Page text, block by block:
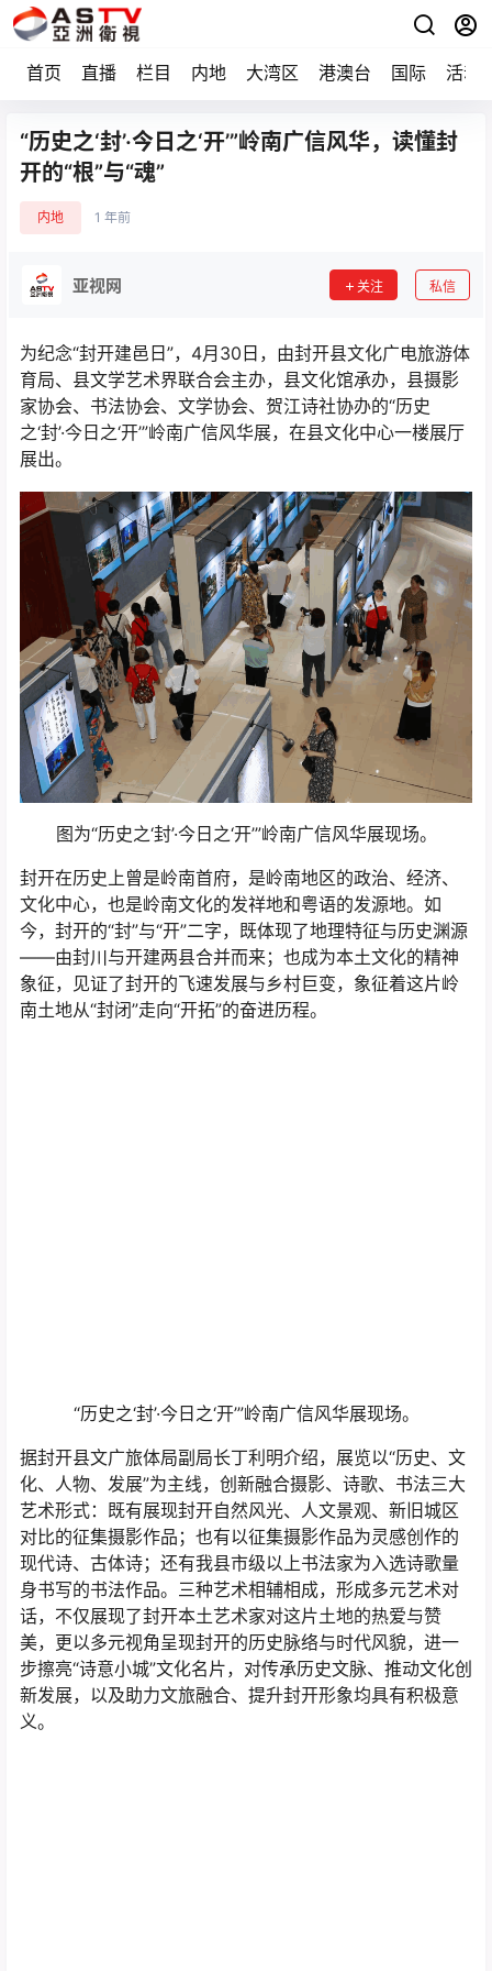
首页 直播 栏目 内地 大湾区 港澳台 国际 活动
“历史之‘封’·今日之‘开’”岭南广信风华，读懂封
开的“根”与“魂”
内地 1 年前
亚视网 关注 私信
为纪念“封开建邑日”，4月30日，由封开县文化广电旅游体
育局、县文学艺术界联合会主办，县文化馆承办，县摄影
家协会、书法协会、文学协会、贺江诗社协办的“历史
之‘封’·今日之‘开’”岭南广信风华展，在县文化中心一楼展厅
展出。
图为“历史之‘封’·今日之‘开’”岭南广信风华展现场。
封开在历史上曾是岭南首府，是岭南地区的政治、经济、
文化中心，也是岭南文化的发祥地和粤语的发源地。如
今，封开的“封”与“开”二字，既体现了地理特征与历史渊源
——由封川与开建两县合并而来；也成为本土文化的精神
象征，见证了封开的飞速发展与乡村巨变，象征着这片岭
南土地从“封闭”走向“开拓”的奋进历程。
“历史之‘封’·今日之‘开’”岭南广信风华展现场。
据封开县文广旅体局副局长丁利明介绍，展览以“历史、文
化、人物、发展”为主线，创新融合摄影、诗歌、书法三大
艺术形式：既有展现封开自然风光、人文景观、新旧城区
对比的征集摄影作品；也有以征集摄影作品为灵感创作的
现代诗、古体诗；还有我县市级以上书法家为入选诗歌量
身书写的书法作品。三种艺术相辅相成，形成多元艺术对
话，不仅展现了封开本土艺术家对这片土地的热爱与赞
美，更以多元视角呈现封开的历史脉络与时代风貌，进一
步擦亮“诗意小城”文化名片，对传承历史文脉、推动文化创
新发展，以及助力文旅融合、提升封开形象均具有积极意
义。